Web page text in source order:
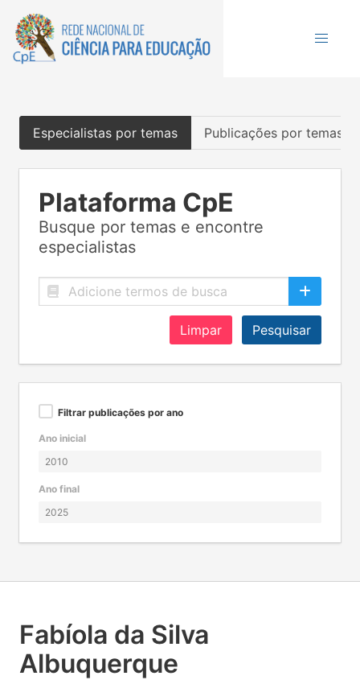
Especialistas por temas Publicações por temas
Plataforma CpE
Busque por temas e encontre
especialistas
Limpar Pesquisar
Filtrar publicações por ano
Ano inicial
Ano final
Fabíola da Silva
Albuquerque